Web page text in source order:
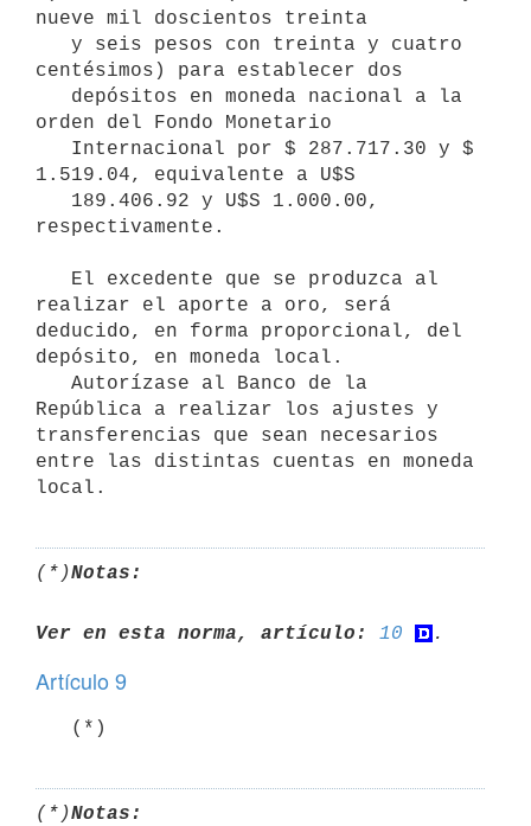
nueve mil doscientos treinta
centésimos) para establecer dos
orden del Fondo Monetario
1.519.04, equivalente a U$S
respectivamente.
realizar el aporte a oro, será
deducido, en forma proporcional, del
depósito, en moneda local.
República a realizar los ajustes y
transferencias que sean necesarios
entre las distintas cuentas en moneda
local.
(*)Notas:
Ver en esta norma, artículo: 10
Artículo 9
   (*)
(*)Notas: